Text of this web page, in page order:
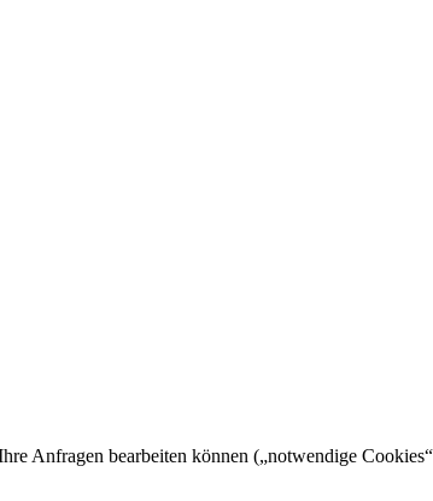
Anfragen bearbeiten können („notwendige